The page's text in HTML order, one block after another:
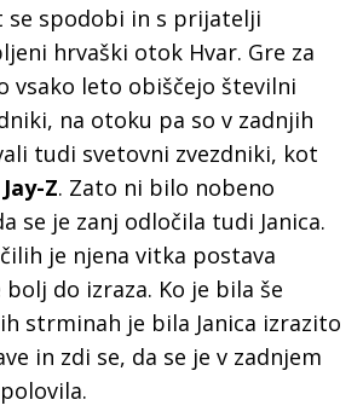
se spodobi in s prijatelji
hrvaški otok Hvar. Gre za
vsako leto obiščejo številni
na otoku pa so v zadnjih
tudi svetovni zvezdniki, kot
Jay-Z. Zato ni bilo nobeno
se je zanj odločila tudi Janica.
je njena vitka postava
do izraza. Ko je bila še
strminah je bila Janica izrazito
in zdi se, da se je v zadnjem